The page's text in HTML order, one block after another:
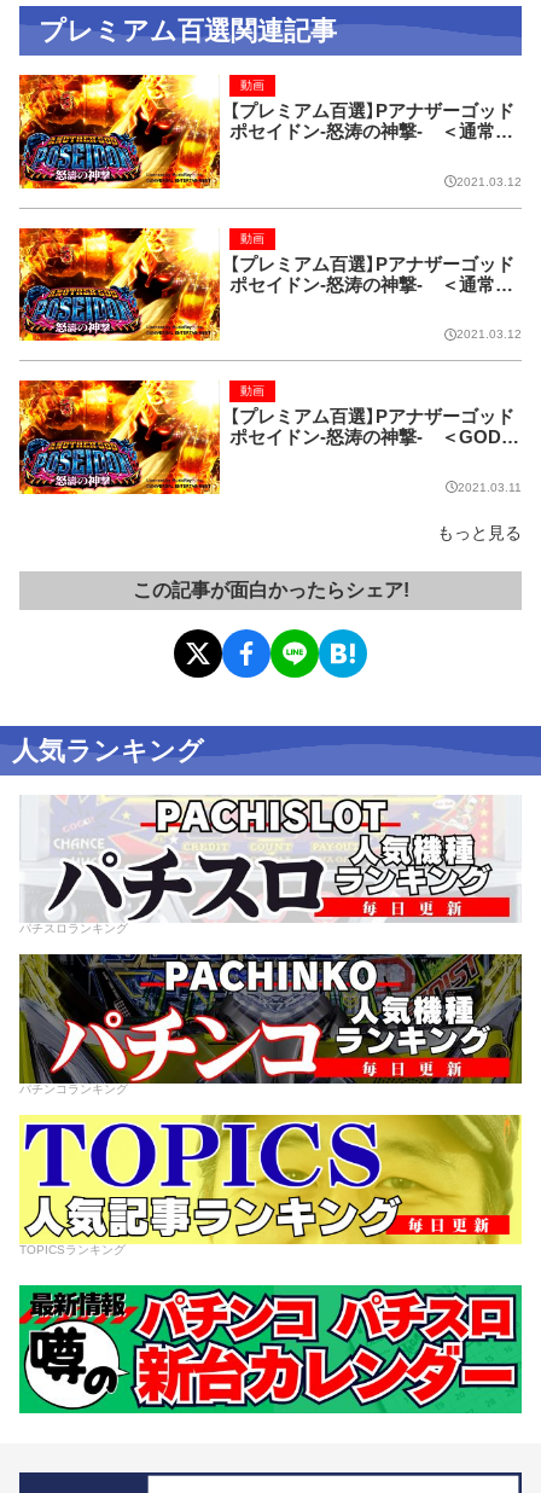
プレミアム百選関連記事
【プレミアム百選】Pアナザーゴッド
ポセイドン-怒涛の神撃- ＜通常時
動画
2021.03.12
【プレミアム百選】Pアナザーゴッド
ポセイドン-怒涛の神撃- ＜通常時
動画
2021.03.12
【プレミアム百選】Pアナザーゴッド
ポセイドン-怒涛の神撃- ＜GOD G
動画
2021.03.11
もっと見る
この記事が面白かったらシェア!
人気ランキング
パチスロランキング
パチンコランキング
TOPICSランキング